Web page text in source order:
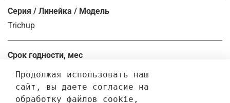
Серия / Линейка / Модель
Trichup
Срок годности, мес
36.0
Продолжая использовать наш
сайт, вы даете согласие на
обработку файлов cookie,